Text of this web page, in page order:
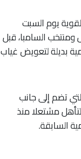
يوم السبت
ومنتخب السامبا، قبل
بديلة لتعويض غياب
تضم إلى جانب
مشتعلا منذ
السابقة.